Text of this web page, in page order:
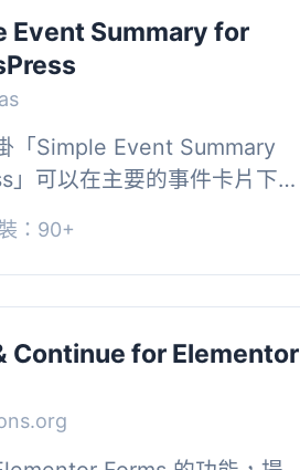
Event Summary for
「Simple Event Summary
可以在主要的事件卡片下方
外掛。它包含得分者和裁判
：90+
Continue for Elementor